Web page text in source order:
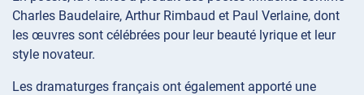
Charles Baudelaire, Arthur Rimbaud et Paul Verlaine, dont
les œuvres sont célébrées pour leur beauté lyrique et leur
style novateur.
Les dramaturges français ont également apporté une